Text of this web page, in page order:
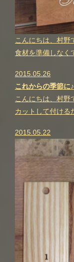
こんにちは、村野
食材を準備しなく
2015.05.26
これからの季節に♪
こんにちは、村野
カットして付け
2015.05.22